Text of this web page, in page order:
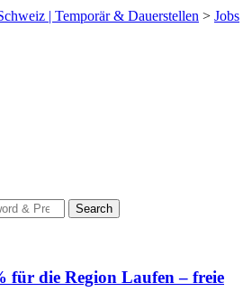
| Temporär & Dauerstellen > Jobs
Search
für die Region Laufen – freie